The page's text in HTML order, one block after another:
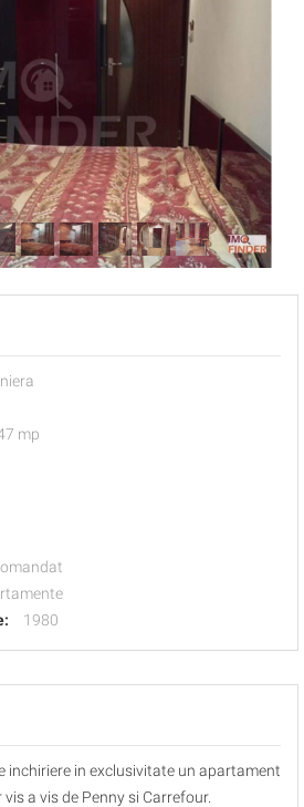
mp
1980
inchiriere in exclusivitate un apartament
a vis de Penny si Carrefour.